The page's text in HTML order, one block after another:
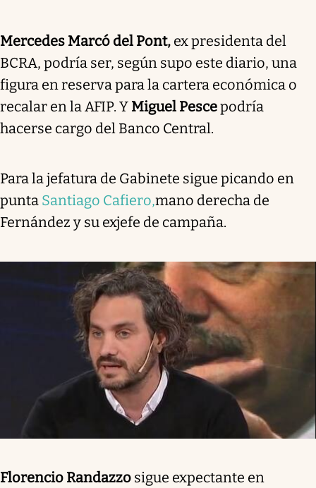
Mercedes Marcó del Pont, ex presidenta del
BCRA, podría ser, según supo este diario, una
figura en reserva para la cartera económica o
recalar en la AFIP. Y Miguel Pescepodría
hacerse cargo del Banco Central.
Para la jefatura de Gabinete sigue picando en
punta Santiago Cafiero,mano derecha de
Fernández y su exjefe de campaña.
Florencio Randazzo sigue expectante en